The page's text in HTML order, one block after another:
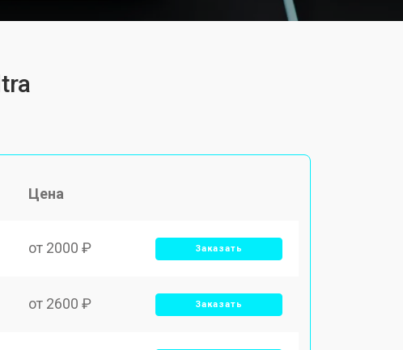
Цена
от 2000 ₽ Заказать
от 2600 ₽ Заказать